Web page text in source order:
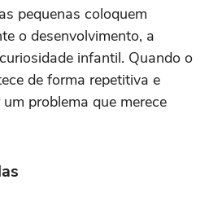
pequenas coloquem
o desenvolvimento, a
infantil. Quando o
de forma repetitiva e
problema que merece